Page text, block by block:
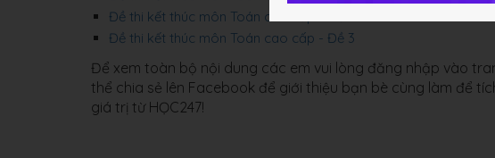
Đề thi kết thúc môn Toán cao cấp - Đề 2
Đề thi kết thúc môn Toán cao cấp - Đề 3
Để xem toàn bộ nội dung các em vui lòng đăng nhập vào
thể chia sẻ lên Facebook để giới thiệu bạn bè cùng làm để
giá trị từ HỌC247!